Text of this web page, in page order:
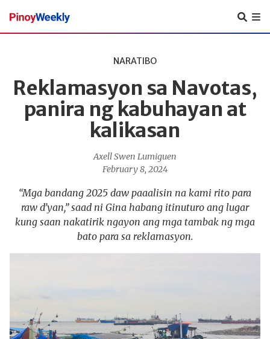
Pinoy
Weekly
NARATIBO
Reklamasyon sa Navotas,
panira ng kabuhayan at
kalikasan
Axell Swen Lumiguen
February 8, 2024
“Mga bandang 2025 daw paaalisin na kami rito para
raw d’yan,” saad ni Gina habang itinuturo ang lugar
kung saan nakatirik ngayon ang mga tambak ng mga
bato para sa reklamasyon.